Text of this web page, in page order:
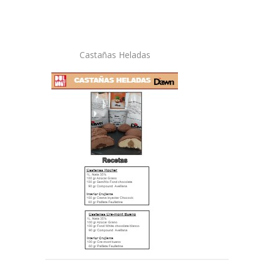
Castañas Heladas